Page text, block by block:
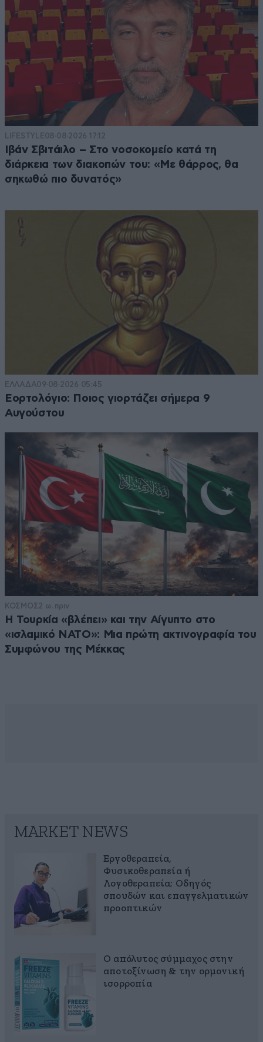
LIFESTYLE08·08·2026 17:12
Ιβάν Σβιτάιλο – Στο νοσοκομείο κατά τη
διάρκεια των διακοπών του: «Με θάρρος, θα
σηκωθώ πιο δυνατός»
ΕΛΛΑΔΑ09·08·2026 05:45
Εορτολόγιο: Ποιος γιορτάζει σήμερα 9
Αυγούστου
ΚΟΣΜΟΣ2 ω. πριν
Η Τουρκία «βλέπει» και την Αίγυπτο στο
«ισλαμικό ΝΑΤΟ»: Μια πρώτη ακτινογραφία του
Συμφώνου της Μέκκας
MARKET NEWS
Εργοθεραπεία,
Φυσικοθεραπεία ή
Λογοθεραπεία; Οδηγός
σπουδών και επαγγελματικών
προοπτικών
Ο απόλυτος σύμμαχος στην
αποτοξίνωση & την ορμονική
ισορροπία